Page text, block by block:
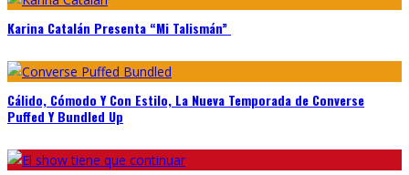
Karina Catalán Presenta “Mi Talismán”
Cálido, Cómodo Y Con Estilo, La Nueva Temporada de Converse
Puffed Y Bundled Up